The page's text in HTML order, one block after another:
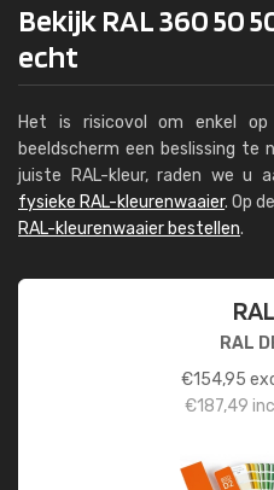
Bekijk RAL 360 50
echt
Het is risicovol om enkel
beeldscherm een beslissing te
juiste RAL-kleur, raden we u
fysieke RAL-kleurenwaaier. Op
RAL-kleurenwaaier bestellen.
RAL
€154,95
€187,49